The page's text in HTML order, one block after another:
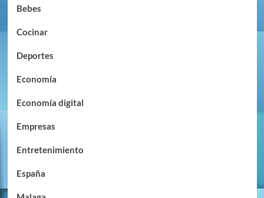
Bebes
Cocinar
Deportes
Economía
Economía digital
Empresas
Entretenimiento
España